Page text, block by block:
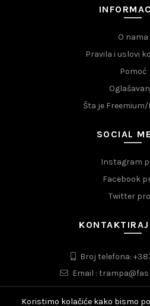
O nama
Pravila i uslovi
Pomoć
Šta je
SOCIAL
Instagram
Facebook
Twitter
Broj telefona:
Email :
Koristimo kolačiće kako bismo